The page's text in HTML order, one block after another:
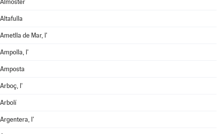
Almoster
Altafulla
Ametlla de Mar, l'
Ampolla, l'
Amposta
Arboç, l'
Arbolí
Argentera, l'